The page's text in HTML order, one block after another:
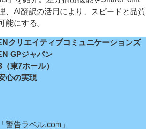
、AI翻訳の活用により、スピードと品質
能にする。
クリエイティブコミュニケーションズ
GPジャパン
東7ホール）
心の実現
告ラベル.com」